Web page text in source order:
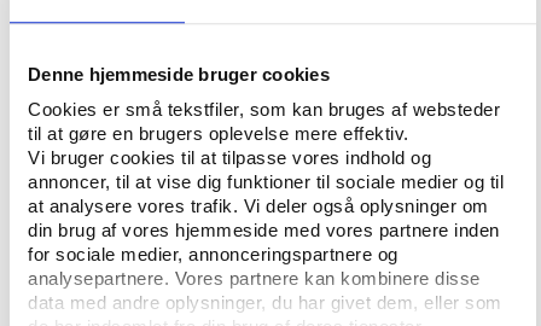
Denne hjemmeside bruger cookies
Cookies er små tekstfiler, som kan bruges af websteder
til at gøre en brugers oplevelse mere effektiv.
Vi bruger cookies til at tilpasse vores indhold og
annoncer, til at vise dig funktioner til sociale medier og til
at analysere vores trafik. Vi deler også oplysninger om
din brug af vores hjemmeside med vores partnere inden
for sociale medier, annonceringspartnere og
analysepartnere. Vores partnere kan kombinere disse
data med andre oplysninger, du har givet dem, eller som
Individuel feedback til de elever, der har brug
deltage.
Varierede aktiviteter så alle elever oplever at
være gode til noget i idrætstimerne.
Oparbejd en praksis, hvor normen er, at
eleverne tager hensyn til i hinanden i spil og
deltagelse.
Anvend modificerede aktiviteter – f.eks.